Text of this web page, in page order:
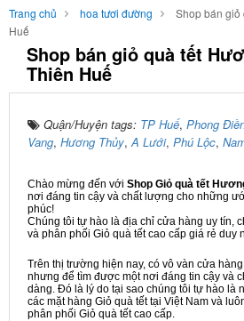
Trang chủ hoa tươi đường
Shop bán giỏ
Huế
Shop bán giỏ quà tết
Thiên Huế
Quận/Huyện tags: TP Huế, Phong
Vang, Hương Thủy,A Lưới, Phú Lộc,
Chào mừng đến với Shop Giỏ quà tết
nơi đáng tin cậy và chất lượng cho những
phúc!
Chúng tôi tự hào là địa chỉ cửa hàng uy tín,
và phân phối Giỏ quà tết cao cấp giá rẻ duy
Trên thị trường hiện nay, có vô vàn cửa
nhưng để tìm được một nơi đáng tin cậy và
dàng. Đó là lý do tại sao chúng tôi tự hào là
các mặt hàng Giỏ quà tết tại Việt Nam và
phân phối Giỏ quà tết cao cấp.